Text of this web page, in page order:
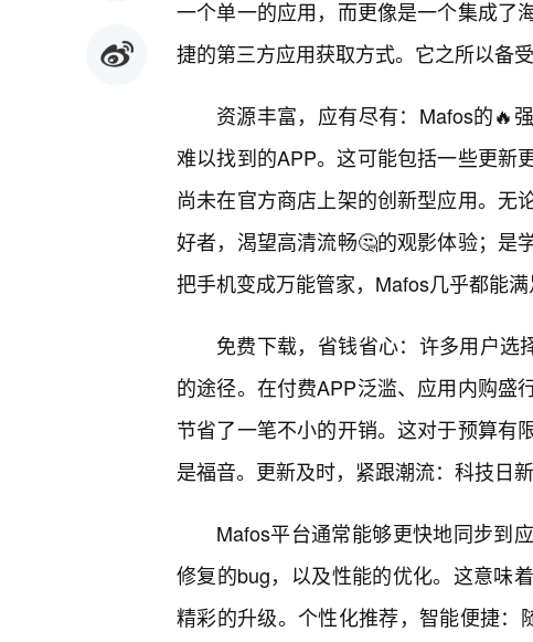
一个单一的应用，而更像是一个集成了
捷的第三方应用获取方式。它之所以备
资源丰富，应有尽有：Mafos的🔥
难以找到的APP。这可能包括一些更新
尚未在官方商店上架的创新型应用。无
好者，渴望高清流畅🤔的观影体验；是
把手机变成万能管家，Mafos几乎都能满
免费下载，省钱省心：许多用户选
的途径。在付费APP泛滥、应用内购盛
节省了一笔不小的开销。这对于预算有
是福音。更新及时，紧跟潮流：科技日
Mafos平台通常能够更快地同步到
修复的bug，以及性能的优化。这意味
精彩的升级。个性化推荐，智能便捷